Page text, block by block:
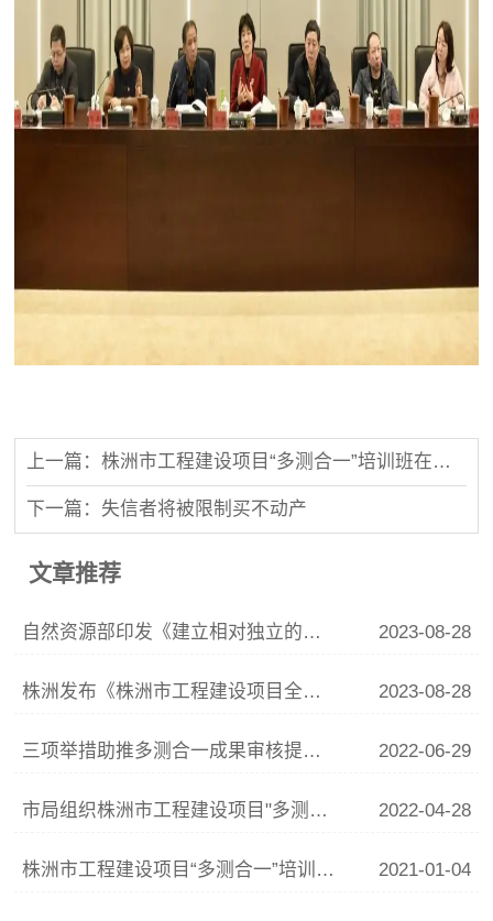
上一篇：株洲市工程建设项目“多测合一”培训班在株洲举行
下一篇：失信者将被限制买不动产
文章推荐
自然资源部印发《建立相对独立的平面坐标系统管理办法》 2023-08-28
株洲发布《株洲市工程建设项目全流程"多测合一"技术规定（修订版）》 2023-08-28
三项举措助推多测合一成果审核提速增效 2022-06-29
市局组织株洲市工程建设项目"多测合一"全流程技术规定培训 2022-04-28
株洲市工程建设项目“多测合一”培训班在株洲举行 2021-01-04